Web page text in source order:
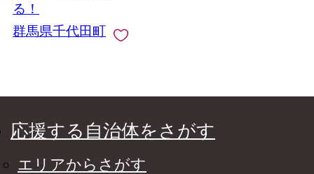
る！
群馬県千代田町
応援する自治体をさがす
エリアからさがす